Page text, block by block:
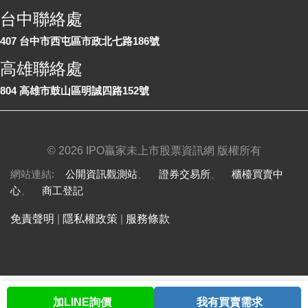
股票查詢 與我聯繫 會員中心
台中聯絡處
407 台中市西屯區市政北七路186號
高雄聯絡處
804 高雄市鼓山區明誠四路152號
© 2026 IPO贏家未上市股票資訊網 版權所有
網站連結: 公開資訊觀測站 證券交易所
櫃檯買賣中
心
商工登記
免責聲明 隱私權政策 服務條款
加LINE詢價 我有買賣需求